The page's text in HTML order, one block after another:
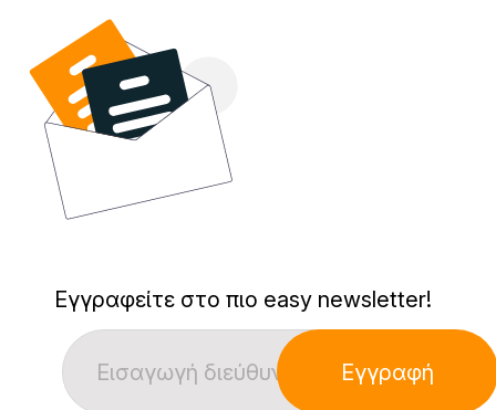
Εγγραφείτε στο πιο easy newsletter!
Εγγραφή